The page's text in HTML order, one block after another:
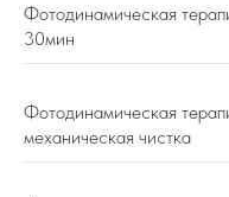
Фотодинамическая
30мин
Фотодинамическая
механическая чистка